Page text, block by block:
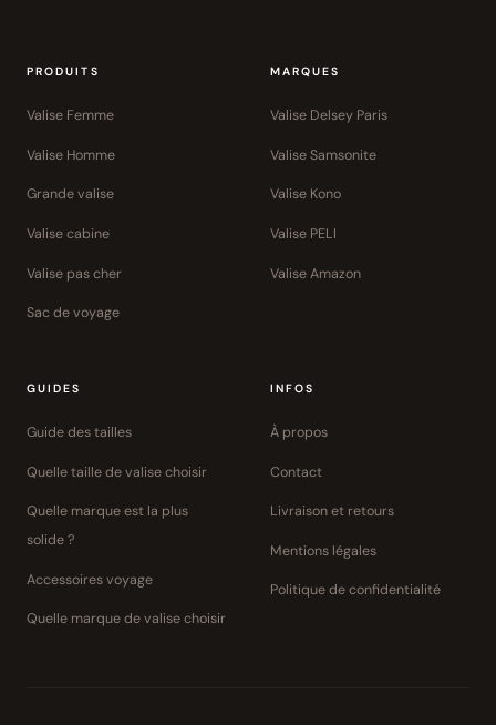
PRODUITS
Valise Femme
Valise Homme
Grande valise
Valise cabine
Valise pas cher
Sac de voyage
MARQUES
Valise Delsey Paris
Valise Samsonite
Valise Kono
Valise PELI
Valise Amazon
GUIDES
Guide des tailles
Quelle taille de valise choisir
Quelle marque est la plus
solide ?
Accessoires voyage
Quelle marque de valise choisir
INFOS
À propos
Contact
Livraison et retours
Mentions légales
Politique de confidentialité